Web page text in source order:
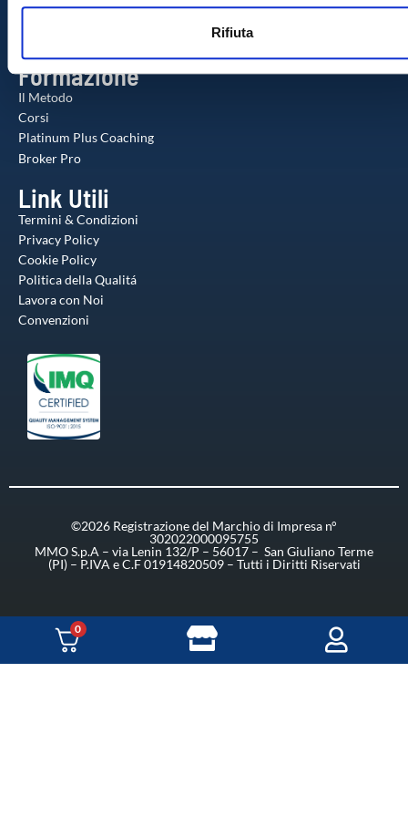
web, pubblicità e social media, i quali potrebbero combinarle
altre informazioni che ha fornito loro o che hanno raccolto
utilizzo dei loro servizi.
Rifiuta
Formazione
Il Metodo
Corsi
Platinum Plus Coaching
Broker Pro
Link Utili
Termini & Condizioni
Privacy Policy
Cookie Policy
Politica della Qualitá
Lavora con Noi
Convenzioni
©2026 Registrazione del Marchio di Impresa n°
302022000095755
MMO S.p.A – via Lenin 132/P – 56017 – San Giuliano Terme
(PI) – P.IVA e C.F 01914820509 – Tutti i Diritti Riservati
0